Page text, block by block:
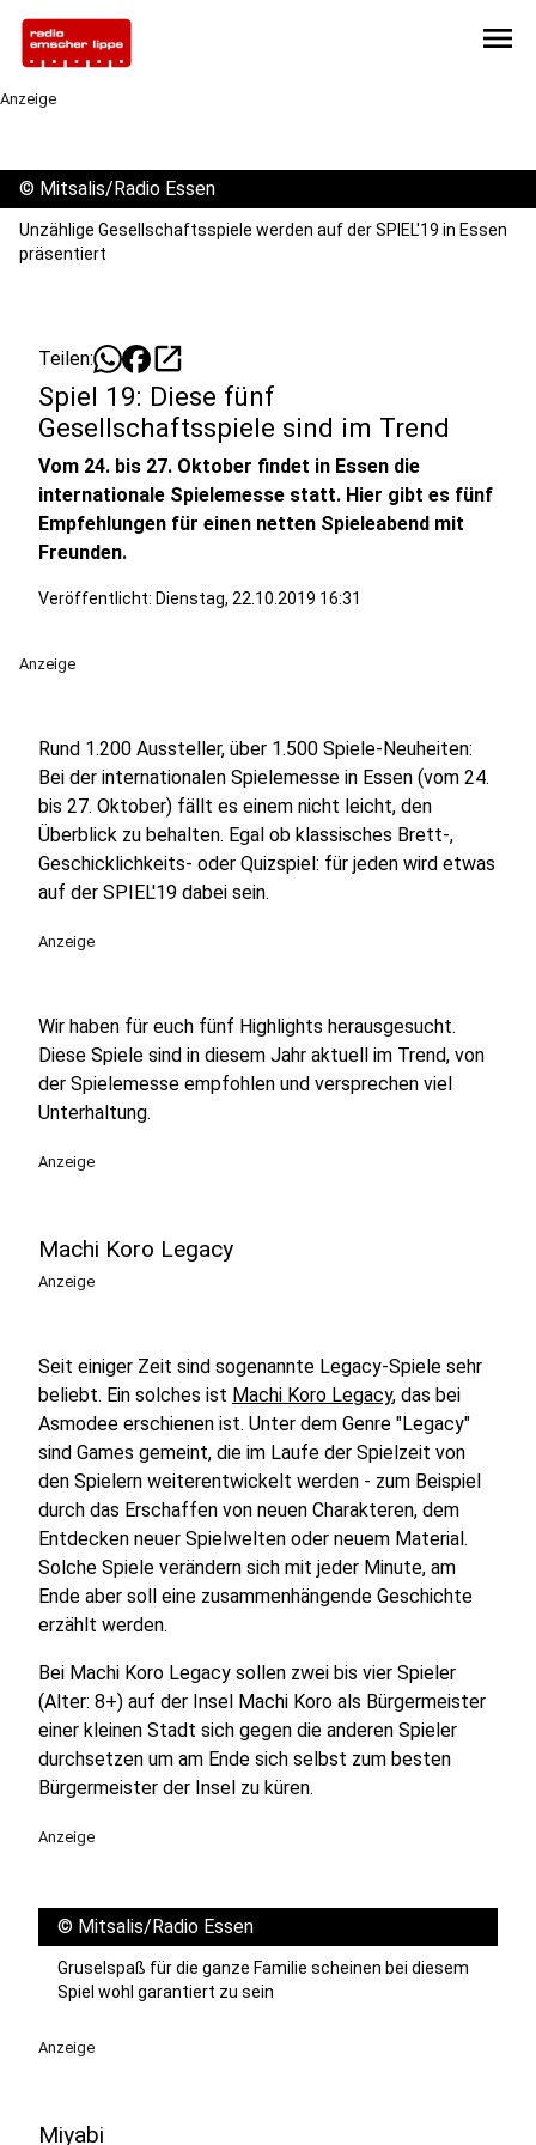
menu
Anzeige
© Mitsalis/Radio Essen
Unzählige Gesellschaftsspiele werden auf der SPIEL'19 in Essen
präsentiert
Teilen: open_in_new
Spiel 19: Diese fünf
Gesellschaftsspiele sind im Trend
Vom 24. bis 27. Oktober findet in Essen die
internationale Spielemesse statt. Hier gibt es fünf
Empfehlungen für einen netten Spieleabend mit
Freunden.
Veröffentlicht: Dienstag, 22.10.2019 16:31
Anzeige
Rund 1.200 Aussteller, über 1.500 Spiele-Neuheiten:
Bei der internationalen Spielemesse in Essen (vom 24.
bis 27. Oktober) fällt es einem nicht leicht, den
Überblick zu behalten. Egal ob klassisches Brett-,
Geschicklichkeits- oder Quizspiel: für jeden wird etwas
auf der SPIEL'19 dabei sein.
Anzeige
Wir haben für euch fünf Highlights herausgesucht.
Diese Spiele sind in diesem Jahr aktuell im Trend, von
der Spielemesse empfohlen und versprechen viel
Unterhaltung.
Anzeige
Machi Koro Legacy
Anzeige
Seit einiger Zeit sind sogenannte Legacy-Spiele sehr
beliebt. Ein solches ist Machi Koro Legacy, das bei
Asmodee erschienen ist. Unter dem Genre "Legacy"
sind Games gemeint, die im Laufe der Spielzeit von
den Spielern weiterentwickelt werden - zum Beispiel
durch das Erschaffen von neuen Charakteren, dem
Entdecken neuer Spielwelten oder neuem Material.
Solche Spiele verändern sich mit jeder Minute, am
Ende aber soll eine zusammenhängende Geschichte
erzählt werden.
Bei Machi Koro Legacy sollen zwei bis vier Spieler
(Alter: 8+) auf der Insel Machi Koro als Bürgermeister
einer kleinen Stadt sich gegen die anderen Spieler
durchsetzen um am Ende sich selbst zum besten
Bürgermeister der Insel zu küren.
Anzeige
© Mitsalis/Radio Essen
Gruselspaß für die ganze Familie scheinen bei diesem
Spiel wohl garantiert zu sein
Anzeige
Miyabi